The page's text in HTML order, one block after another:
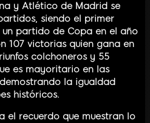
y Atlético de Madrid se
siendo el primer
un partido de Copa en el año
107 victorias quien gana en
colchoneros y 55
es mayoritario en las
la igualdad
históricos.
el recuerdo que muestran lo